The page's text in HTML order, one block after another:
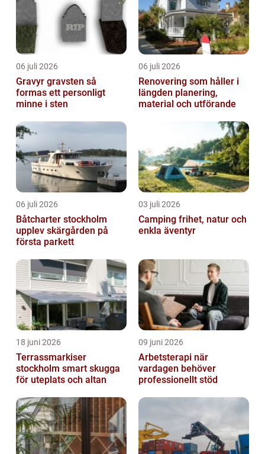
06 juli 2026
Gravyr gravsten så
formas ett personligt
minne i sten
06 juli 2026
Renovering som håller i
längden planering,
material och utförande
06 juli 2026
Båtcharter stockholm
upplev skärgården på
första parkett
03 juli 2026
Camping frihet, natur och
enkla äventyr
18 juni 2026
Terrassmarkiser
stockholm smart skugga
för uteplats och altan
09 juni 2026
Arbetsterapi när
vardagen behöver
professionellt stöd